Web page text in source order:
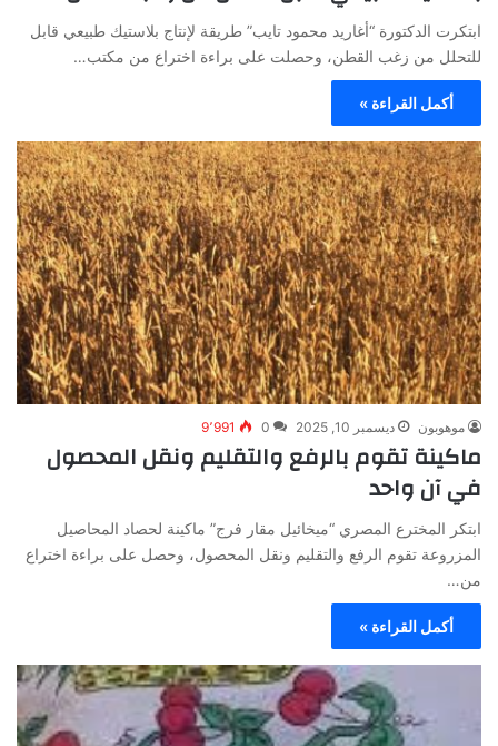
ابتكرت الدكتورة “أغاريد محمود تايب” طريقة لإنتاج بلاستيك طبيعي قابل
للتحلل من زغب القطن، وحصلت على براءة اختراع من مكتب…
أكمل القراءة »
موهوبون ديسمبر 10, 2025 0 9٬991
ماكينة تقوم بالرفع والتقليم ونقل المحصول
في آن واحد
ابتكر المخترع المصري “ميخائيل مقار فرج” ماكينة لحصاد المحاصيل
المزروعة تقوم الرفع والتقليم ونقل المحصول، وحصل على براءة اختراع
من…
أكمل القراءة »